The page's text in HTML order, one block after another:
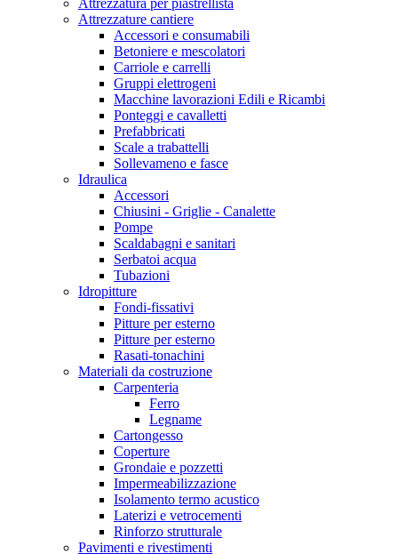
Attrezzatura per piastrellista
Attrezzature cantiere
Accessori e consumabili
Betoniere e mescolatori
Carriole e carrelli
Gruppi elettrogeni
Macchine lavorazioni Edili e Ricambi
Ponteggi e cavalletti
Prefabbricati
Scale a trabattelli
Sollevameno e fasce
Idraulica
Accessori
Chiusini - Griglie - Canalette
Pompe
Scaldabagni e sanitari
Serbatoi acqua
Tubazioni
Idropitture
Fondi-fissativi
Pitture per esterno
Pitture per esterno
Rasati-tonachini
Materiali da costruzione
Carpenteria
Ferro
Legname
Cartongesso
Coperture
Grondaie e pozzetti
Impermeabilizzazione
Isolamento termo acustico
Laterizi e vetrocementi
Rinforzo strutturale
Pavimenti e rivestimenti